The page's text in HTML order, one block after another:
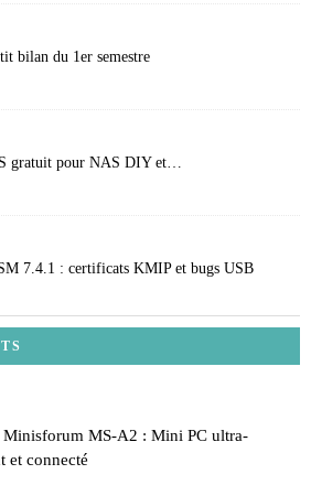
bilan du 1er semestre
gratuit pour NAS DIY et…
7.4.1 : certificats KMIP et bugs USB
Minisforum MS-A2 : Mini PC ultra-
et connecté